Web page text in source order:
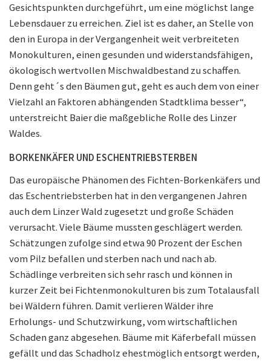
Gesichtspunkten durchgeführt, um eine möglichst lange
Lebensdauer zu erreichen. Ziel ist es daher, an Stelle von
den in Europa in der Vergangenheit weit verbreiteten
Monokulturen, einen gesunden und widerstandsfähigen,
ökologisch wertvollen Mischwaldbestand zu schaffen.
Denn geht´s den Bäumen gut, geht es auch dem von einer
Vielzahl an Faktoren abhängenden Stadtklima besser“,
unterstreicht Baier die maßgebliche Rolle des Linzer
Waldes.
BORKENKÄFER UND ESCHENTRIEBSTERBEN
Das europäische Phänomen des Fichten-Borkenkäfers und
das Eschentriebsterben hat in den vergangenen Jahren
auch dem Linzer Wald zugesetzt und große Schäden
verursacht. Viele Bäume mussten geschlägert werden.
Schätzungen zufolge sind etwa 90 Prozent der Eschen
vom Pilz befallen und sterben nach und nach ab.
Schädlinge verbreiten sich sehr rasch und können in
kurzer Zeit bei Fichtenmonokulturen bis zum Totalausfall
bei Wäldern führen. Damit verlieren Wälder ihre
Erholungs- und Schutzwirkung, vom wirtschaftlichen
Schaden ganz abgesehen. Bäume mit Käferbefall müssen
gefällt und das Schadholz ehestmöglich entsorgt werden,